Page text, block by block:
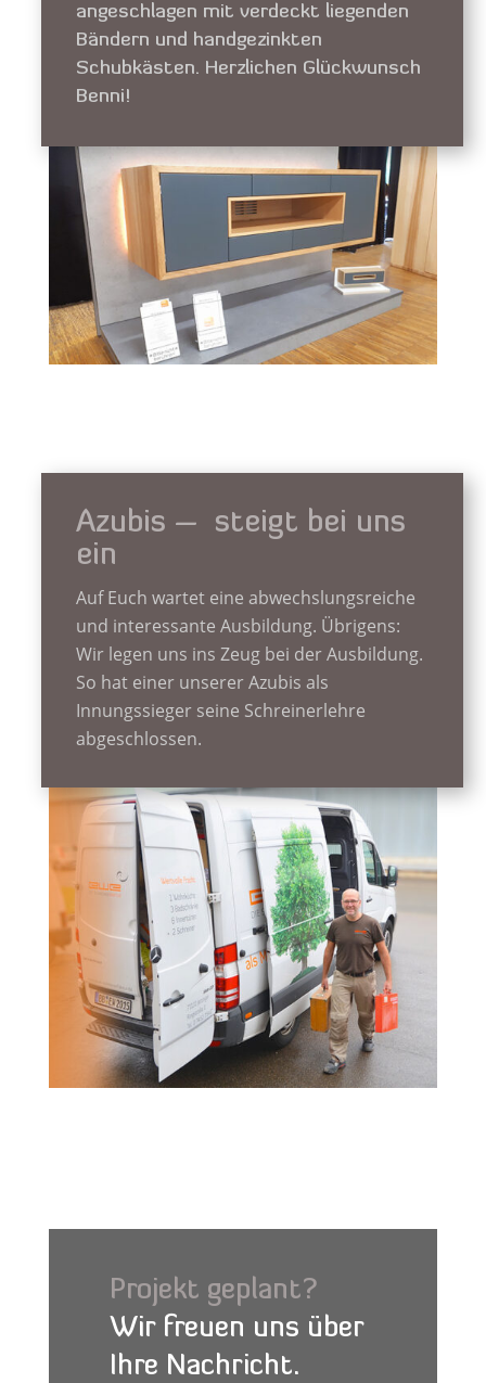
angeschlagen mit verdeckt liegenden
Bändern und handgezinkten
Schubkästen. Herzlichen Glückwunsch
Benni!
Azubis – steigt bei uns
ein
Auf Euch wartet eine abwechslungsreiche
und interessante Ausbildung. Übrigens:
Wir legen uns ins Zeug bei der Ausbildung.
So hat einer unserer Azubis als
Innungssieger seine Schreinerlehre
abgeschlossen.
Projekt geplant?
Wir freuen uns über
Ihre Nachricht.